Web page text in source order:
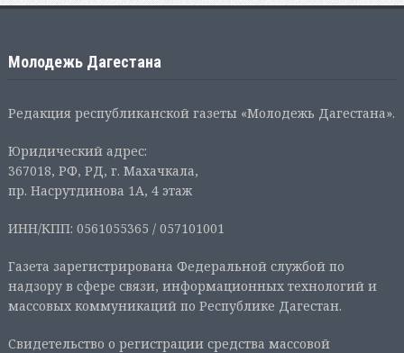
Молодежь Дагестана
Редакция республиканской газеты «Молодежь Дагестана».
Юридический адрес:
367018, РФ, РД, г. Махачкала,
пр. Насрутдинова 1А, 4 этаж
ИНН/КПП: 0561055365 / 057101001
Газета зарегистрирована Федеральной службой по
надзору в сфере связи, информационных технологий и
массовых коммуникаций по Республике Дагестан.
Свидетельство о регистрации средства массовой